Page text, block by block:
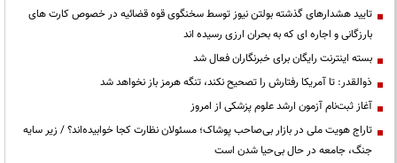
تایید هشدارهای گذشته بولتن نیوز توسط سخنگوی قوه قضائیه در خصوص کارت های
بارزگانی و اجاره ای که به بحران ارزی رسیده اند
بسته اینترنت رایگان برای خبرنگاران فعال شد
ذوالقدر: تا آمریکا رفتارش را تصحیح نکند، تنگه هرمز باز نخواهد شد
آغاز ثبت‌نام آزمون ارشد علوم پزشکی از امروز
تاراج هویت ملی در بازار بی‌صاحب پوشاک؛ مسئولان نظارت کجا خوابیده‌اند؟ / زیر سایه
جنگ، جامعه در حال بی‌حیا شدن است